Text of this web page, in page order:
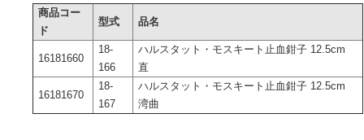
商品コー
ド
型式 品名
16181660
18-
166
ハルスタット・モスキート止血鉗子 12.5cm
直
16181670
18-
167
ハルスタット・モスキート止血鉗子 12.5cm
湾曲